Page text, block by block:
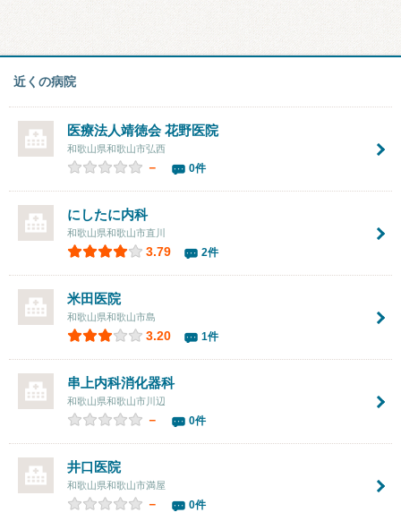
近くの病院
医療法人靖徳会花野医院
和歌山県和歌山市弘西
－ 0件
にしたに内科
和歌山県和歌山市直川
3.79 2件
米田医院
和歌山県和歌山市島
3.20 1件
串上内科消化器科
和歌山県和歌山市川辺
－ 0件
井口医院
和歌山県和歌山市満屋
－ 0件